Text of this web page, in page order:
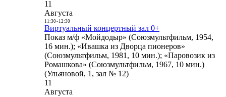
11
Августа
11:30- 12:30
Виртуальный концертный зал 0+
Показ м/ф «Мойдодыр» (Союзмультфильм, 1954,
16 мин.); «Ивашка из Дворца пионеров»
(Союзмультфильм, 1981, 10 мин.); «Паровозик из
Ромашкова» (Союзмультфильм, 1967, 10 мин.)
(Ульяновой, 1, зал № 12)
11
Августа